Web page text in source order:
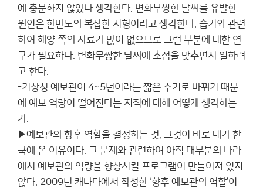
에 충분하지 않았나 생각한다. 변화무쌍한 날씨를 유발한
원인은 한반도의 복잡한 지형이라고 생각한다. 습기와 관련
하여 해양 쪽의 자료가 많이 없으므로 그런 부분에 대한 연
구가 필요하다. 변화무쌍한 날씨에 초점을 맞추면서 일하려
고 한다.
-기상청 예보관이 4~5년이라는 짧은 주기로 바뀌기 때문
에 예보 역량이 떨어진다는 지적에 대해 어떻게 생각하는
가.
▶예보관의 향후 역할을 결정하는 것, 그것이 바로 내가 한
국에 온 이유이다. 그 문제와 관련하여 아직 대부분의 나라
에서 예보관의 역량을 향상시킬 프로그램이 만들어져 있지
않다. 2009년 캐나다에서 작성한 ‘향후 예보관의 역할’이